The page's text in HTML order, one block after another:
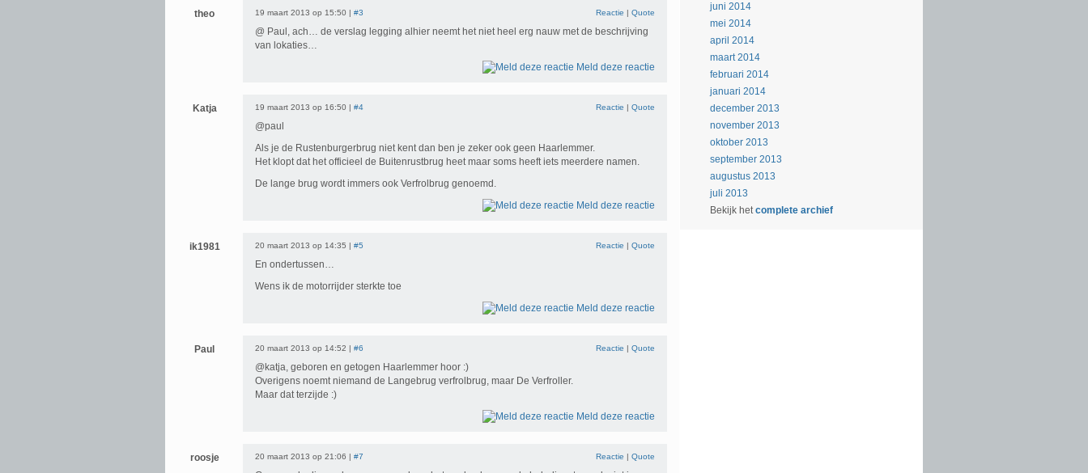
theo 19 maart 2013 op 15:50 | #3 Reactie | Quote
@ Paul, ach… de verslag legging alhier neemt het niet heel erg nauw met de beschrijving
van lokaties…
Meld deze reactie
Katja 19 maart 2013 op 16:50 | #4 Reactie | Quote
@paul
Als je de Rustenburgerbrug niet kent dan ben je zeker ook geen Haarlemmer.
Het klopt dat het officieel de Buitenrustbrug heet maar soms heeft iets meerdere namen.
De lange brug wordt immers ook Verfrolbrug genoemd.
Meld deze reactie
ik1981 20 maart 2013 op 14:35 | #5 Reactie | Quote
En ondertussen…
Wens ik de motorrijder sterkte toe
Meld deze reactie
Paul 20 maart 2013 op 14:52 | #6 Reactie | Quote
@katja, geboren en getogen Haarlemmer hoor :)
Overigens noemt niemand de Langebrug verfrolbrug, maar De Verfroller.
Maar dat terzijde :)
Meld deze reactie
roosje 20 maart 2013 op 21:06 | #7 Reactie | Quote
juni 2014
mei 2014
april 2014
maart 2014
februari 2014
januari 2014
december 2013
november 2013
oktober 2013
september 2013
augustus 2013
juli 2013
Bekijk hetcomplete archief